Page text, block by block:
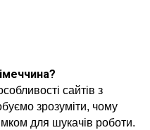
сайтів з
зрозуміти, чому
для шукачів роботи.